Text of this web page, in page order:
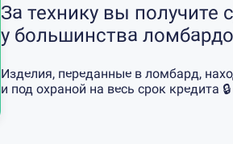
За технику вы получите
у большинства
Изделия, переданные в ломбард,
и под охраной на весь срок кредита 🔒